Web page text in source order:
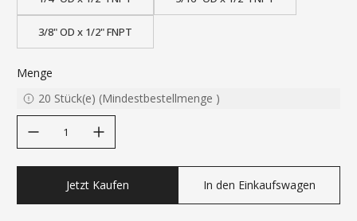
3/8" OD x 1/2" FNPT
Menge
20 Stück(e) (Mindestbestellmenge )
Jetzt Kaufen In den Einkaufswagen